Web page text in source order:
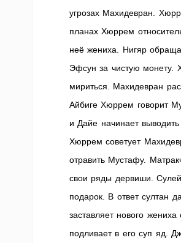
угрозах Махидевран.
планах Хюррем
неё жениха. Нигяр
Эфсун за чистую монету.
мириться. Махидевран
Айбиге Хюррем говорит
и Дайе начинает
Хюррем советует
отравить Мустафу.
свои ряды дервиши.
подарок. В ответ султан
заставляет нового
подливает в его суп яд.